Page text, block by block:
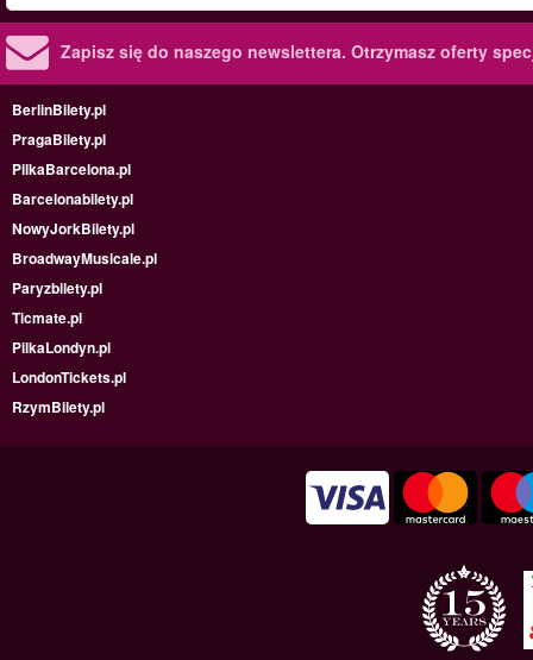
Zapisz się do naszego newslettera. Otrzymasz oferty
BerlinBilety.pl
PragaBilety.pl
PilkaBarcelona.pl
Barcelonabilety.pl
NowyJorkBilety.pl
BroadwayMusicale.pl
Paryzbilety.pl
Ticmate.pl
PilkaLondyn.pl
LondonTickets.pl
RzymBilety.pl